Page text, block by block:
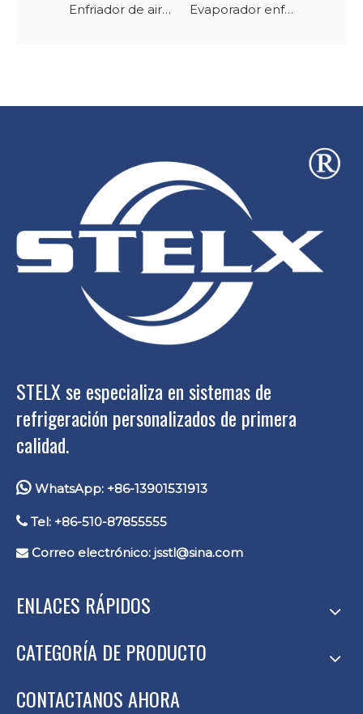
Enfriador de aire compacto comercial de acero inoxidable, de poco ruido, tipo techo Evaporador enfriador de aire cúbico con intercambiador de calor eficiente para almacenamiento en cámara frigorífica
STELX se especializa en sistemas de
refrigeración personalizados de primera
calidad.
 WhatsApp: +86-13901531913
 Tel: +86-510-87855555
 Correo electrónico: jsstl@sina.com
ENLACES RÁPIDOS
CATEGORÍA DE PRODUCTO
CONTACTANOS AHORA